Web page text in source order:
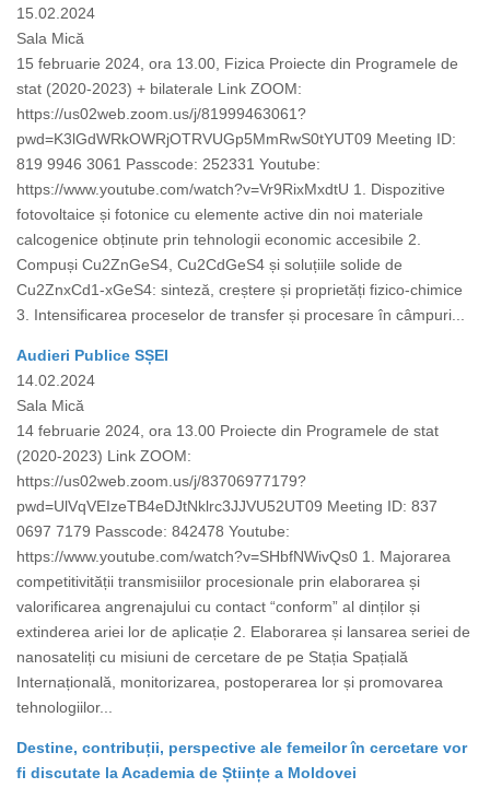
15.02.2024
Sala Mică
15 februarie 2024, ora 13.00, Fizica Proiecte din Programele de
stat (2020-2023) + bilaterale Link ZOOM:
https://us02web.zoom.us/j/81999463061?
pwd=K3lGdWRkOWRjOTRVUGp5MmRwS0tYUT09 Meeting ID:
819 9946 3061 Passcode: 252331 Youtube:
https://www.youtube.com/watch?v=Vr9RixMxdtU 1. Dispozitive
fotovoltaice și fotonice cu elemente active din noi materiale
calcogenice obținute prin tehnologii economic accesibile 2.
Compuși Cu2ZnGeS4, Cu2CdGeS4 și soluțiile solide de
Cu2ZnxCd1-xGeS4: sinteză, creștere și proprietăți fizico-chimice
3. Intensificarea proceselor de transfer și procesare în câmpuri...
Audieri Publice SȘEI
14.02.2024
Sala Mică
14 februarie 2024, ora 13.00 Proiecte din Programele de stat
(2020-2023) Link ZOOM:
https://us02web.zoom.us/j/83706977179?
pwd=UlVqVEIzeTB4eDJtNklrc3JJVU52UT09 Meeting ID: 837
0697 7179 Passcode: 842478 Youtube:
https://www.youtube.com/watch?v=SHbfNWivQs0 1. Majorarea
competitivității transmisiilor procesionale prin elaborarea și
valorificarea angrenajului cu contact “conform” al dinților și
extinderea ariei lor de aplicație 2. Elaborarea și lansarea seriei de
nanosateliți cu misiuni de cercetare de pe Stația Spațială
Internațională, monitorizarea, postoperarea lor și promovarea
tehnologiilor...
Destine, contribuții, perspective ale femeilor în cercetare vor
fi discutate la Academia de Științe a Moldovei